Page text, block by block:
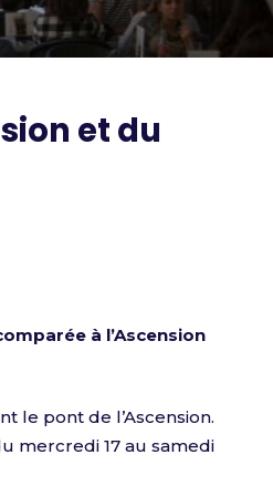
et du
à l’Ascension
le pont de l’Ascension.
mercredi 17 au samedi